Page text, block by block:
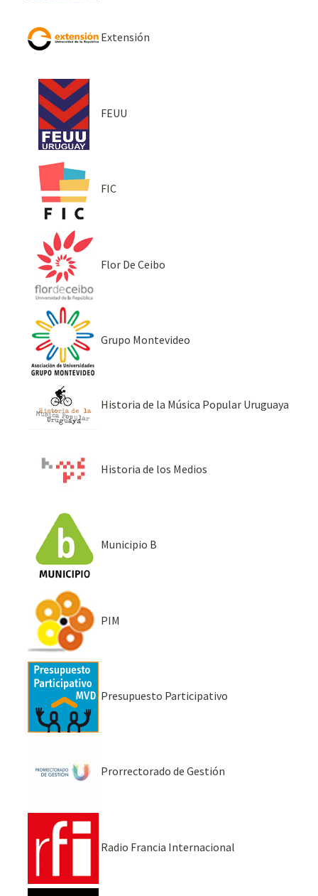
Extensión
FEUU
FIC
Flor De Ceibo
Grupo Montevideo
Historia de la Música Popular Uruguaya
Historia de los Medios
Municipio B
PIM
Presupuesto Participativo
Prorrectorado de Gestión
Radio Francia Internacional